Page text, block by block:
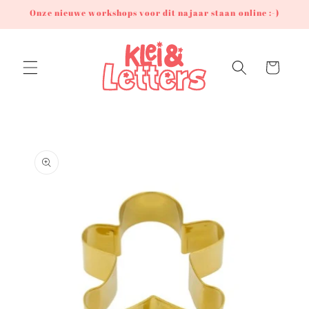
naar de
content
Onze nieuwe workshops voor dit najaar staan online :-)
Winkelwagen
productinformatie